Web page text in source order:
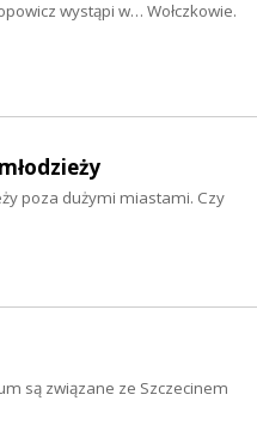
wystąpi w… Wołczkowie.
poza dużymi miastami. Czy
są związane ze Szczecinem